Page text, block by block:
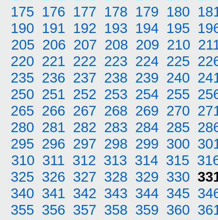
175 176 177 178 179 180
190 191 192 193 194 195
205 206 207 208 209 210
220 221 222 223 224 225
235 236 237 238 239 240
250 251 252 253 254 255
265 266 267 268 269 270
280 281 282 283 284 285
295 296 297 298 299 300
310 311 312 313 314 315
325 326 327 328 329 330
340 341 342 343 344 345
355 356 357 358 359 360